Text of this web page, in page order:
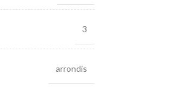
3
arrondis